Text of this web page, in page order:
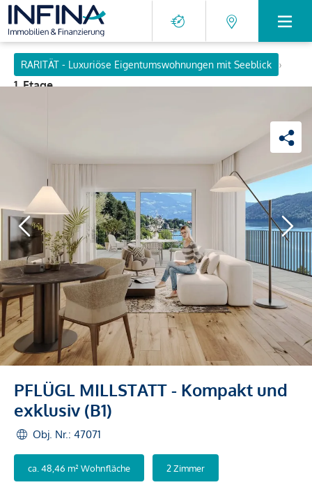
RARITÄT - Luxuriöse Eigentumswohnungen mit Seeblick
›
1. Etage
PFLÜGL MILLSTATT - Kompakt und
exklusiv (B1)
Obj. Nr.: 47071
ca. 48,46 m² Wohnfläche 2 Zimmer